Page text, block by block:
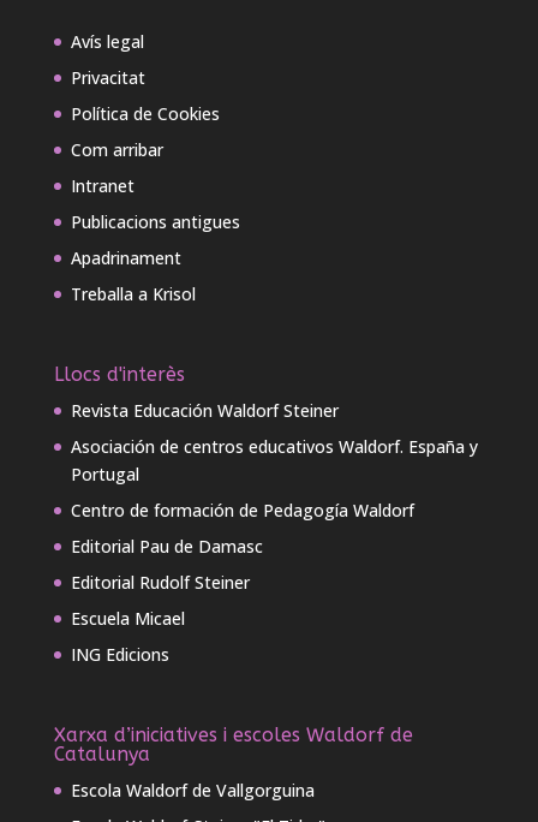
Avís legal
Privacitat
Política de Cookies
Com arribar
Intranet
Publicacions antigues
Apadrinament
Treballa a Krisol
Llocs d'interès
Revista Educación Waldorf Steiner
Asociación de centros educativos Waldorf. España y
Portugal
Centro de formación de Pedagogía Waldorf
Editorial Pau de Damasc
Editorial Rudolf Steiner
Escuela Micael
ING Edicions
Xarxa d’iniciatives i escoles Waldorf de
Catalunya
Escola Waldorf de Vallgorguina